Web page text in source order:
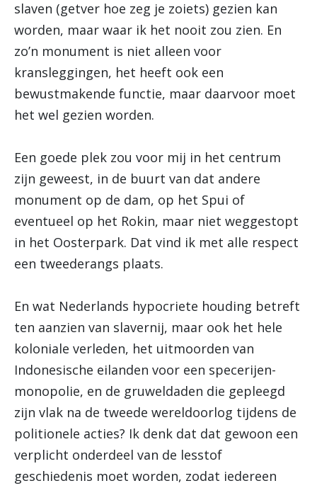
slaven (getver hoe zeg je zoiets) gezien kan
worden, maar waar ik het nooit zou zien. En
zo’n monument is niet alleen voor
kransleggingen, het heeft ook een
bewustmakende functie, maar daarvoor moet
het wel gezien worden.
Een goede plek zou voor mij in het centrum
zijn geweest, in de buurt van dat andere
monument op de dam, op het Spui of
eventueel op het Rokin, maar niet weggestopt
in het Oosterpark. Dat vind ik met alle respect
een tweederangs plaats.
En wat Nederlands hypocriete houding betreft
ten aanzien van slavernij, maar ook het hele
koloniale verleden, het uitmoorden van
Indonesische eilanden voor een specerijen-
monopolie, en de gruweldaden die gepleegd
zijn vlak na de tweede wereldoorlog tijdens de
politionele acties? Ik denk dat dat gewoon een
verplicht onderdeel van de lesstof
geschiedenis moet worden, zodat iedereen